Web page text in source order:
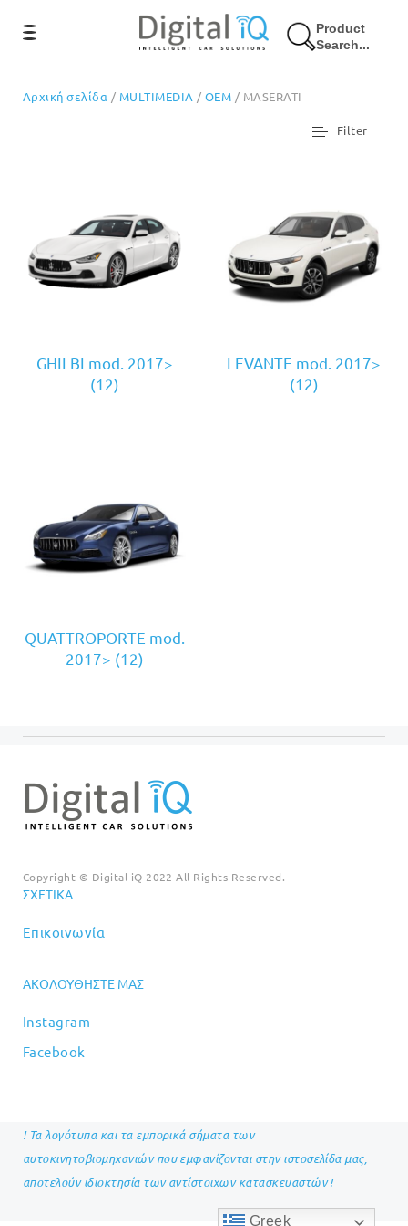
Product
Search...
Αρχική σελίδα / MULTIMEDIA / OEM / MASERATI
Filter
GHILBI mod. 2017>
(12)
LEVANTE mod. 2017>
(12)
QUATTROPORTE mod.
2017> (12)
Copyright © Digital iQ 2022 All Rights Reserved.
ΣΧΕΤΙΚΆ
Επικοινωνία
ΑΚΟΛΟΥΘΉΣΤΕ ΜΑΣ
Instagram
Facebook
! Τα λογότυπα και τα εμπορικά σήματα των
αυτοκινητοβιομηχανιών που εμφανίζονται στην ιστοσελίδα μας,
αποτελούν ιδιοκτησία των αντίστοιχων κατασκευαστών !
Greek